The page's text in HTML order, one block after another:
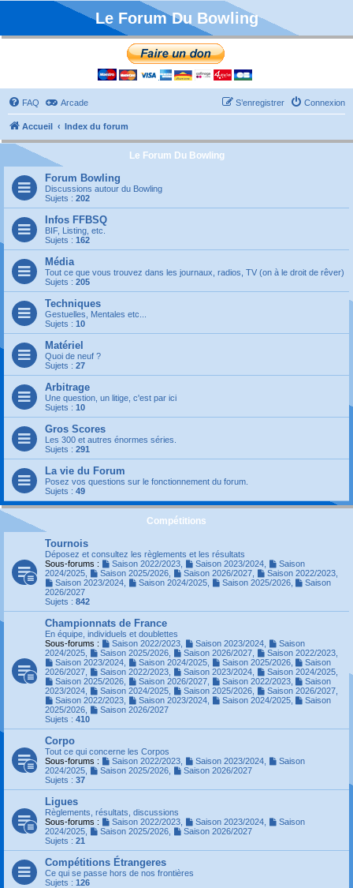
Le Forum Du Bowling
FAQ Arcade Connexion
S’enregistrer
Accueil Index du forum
Le Forum Du Bowling
Forum Bowling
Discussions autour du Bowling
Sujets : 202
Infos FFBSQ
BIF, Listing, etc.
Sujets : 162
Média
Tout ce que vous trouvez dans les journaux, radios, TV (on à le droit de rêver)
Sujets : 205
Techniques
Gestuelles, Mentales etc...
Sujets : 10
Matériel
Quoi de neuf ?
Sujets : 27
Arbitrage
Une question, un litige, c'est par ici
Sujets : 10
Gros Scores
Les 300 et autres énormes séries.
Sujets : 291
La vie du Forum
Posez vos questions sur le fonctionnement du forum.
Sujets : 49
Compétitions
Tournois
Déposez et consultez les règlements et les résultats
Sous-forums :
Saison 2022/2023, Saison 2023/2024,
Saison
2024/2025
Saison 2025/2026, Saison 2026/2027, Saison 2022/2023,
Saison 2023/2024, Saison 2024/2025, Saison 2025/2026,
Saison
2026/2027
Sujets : 842
Championnats de France
En équipe, individuels et doublettes
Sous-forums :
Saison 2022/2023, Saison 2023/2024,
Saison
2024/2025
Saison 2025/2026, Saison 2026/2027, Saison 2022/2023,
Saison 2023/2024, Saison 2024/2025, Saison 2025/2026,
Saison
2026/2027
Saison 2022/2023, Saison 2023/2024, Saison 2024/2025,
Saison 2025/2026, Saison 2026/2027, Saison 2022/2023,
Saison
2023/2024
Saison 2024/2025, Saison 2025/2026, Saison 2026/2027,
Saison 2022/2023, Saison 2023/2024, Saison 2024/2025,
Saison
2025/2026
Saison 2026/2027
Sujets : 410
Corpo
Tout ce qui concerne les Corpos
Sous-forums :
Saison 2022/2023, Saison 2023/2024,
Saison
2024/2025
Saison 2025/2026,
Saison 2026/2027
Sujets : 37
Ligues
Règlements, résultats, discussions
Sous-forums :
Saison 2022/2023, Saison 2023/2024,
Saison
2024/2025
Saison 2025/2026,
Saison 2026/2027
Sujets : 21
Compétitions Étrangeres
Ce qui se passe hors de nos frontières
Sujets : 126